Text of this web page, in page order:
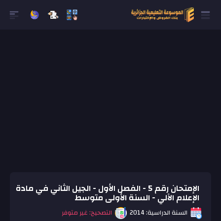
الإمتحان رقم 5 - الفصل الأول - الجيل الثاني في مادة
الإعلام الآلي - السنة الأولى متوسط
السنة الدراسية: 2014 التصحيح: غير متوفر